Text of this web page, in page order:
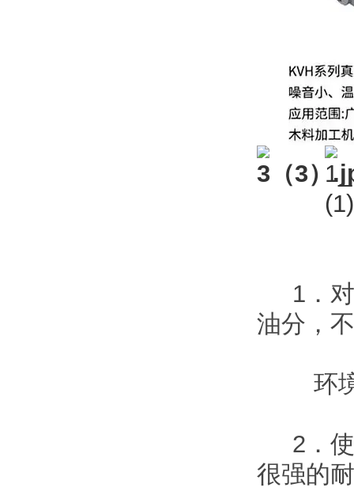
1．对
油分，
环境
2．使
很强的